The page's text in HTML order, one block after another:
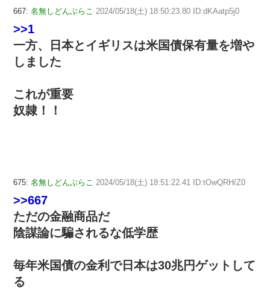
667: 名無しどんぶらこ 2024/05/18(土) 18:50:23.80 ID:dKAatp5j0
>>1
一方、日本とイギリスは米国債保有量を増や
しました
これが重要
奴隷！！
675: 名無しどんぶらこ 2024/05/18(土) 18:51:22.41 ID:tOwQRH/Z0
>>667
ただの金融商品だ
陰謀論に騙されるな低学歴
毎年米国債の金利で日本は30兆円ゲットして
る